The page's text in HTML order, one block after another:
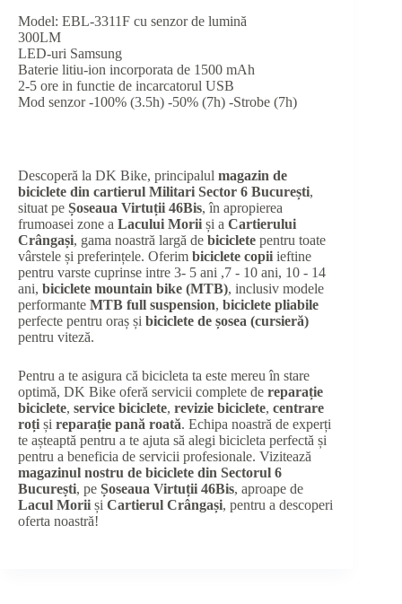
Model: EBL-3311F cu senzor de lumină
300LM
LED-uri Samsung
Baterie litiu-ion incorporata de 1500 mAh
2-5 ore in functie de incarcatorul USB
Mod senzor -100% (3.5h) -50% (7h) -Strobe (7h)
Descoperă la DK Bike, principalul magazin de
biciclete din cartierul Militari Sector 6 București,
situat pe Șoseaua Virtuții 46Bis, în apropierea
frumoasei zone a Lacului Morii și a Cartierului
Crângași, gama noastră largă de biciclete pentru toate
vârstele și preferințele. Oferim biciclete copii ieftine
pentru varste cuprinse intre 3- 5 ani ,7 - 10 ani, 10 - 14
ani, biciclete mountain bike (MTB), inclusiv modele
performante MTB full suspension, biciclete pliabile
perfecte pentru oraș și biciclete de șosea (cursieră)
pentru viteză.
Pentru a te asigura că bicicleta ta este mereu în stare
optimă, DK Bike oferă servicii complete de reparație
biciclete, service biciclete, revizie biciclete, centrare
roți și reparație pană roată. Echipa noastră de experți
te așteaptă pentru a te ajuta să alegi bicicleta perfectă și
pentru a beneficia de servicii profesionale. Vizitează
magazinul nostru de biciclete din Sectorul 6
București, pe Șoseaua Virtuții 46Bis, aproape de
Lacul Morii și Cartierul Crângași, pentru a descoperi
oferta noastră!